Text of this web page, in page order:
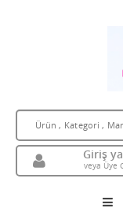
Giriş
veya Üye